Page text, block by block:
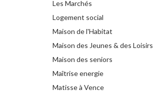
Les Marchés
Logement social
Maison de l'Habitat
Maison des Jeunes & des Loisirs
Maison des seniors
Maîtrise energie
Matisse à Vence